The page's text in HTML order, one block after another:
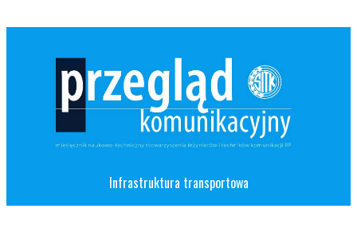
Infrastruktura transportowa